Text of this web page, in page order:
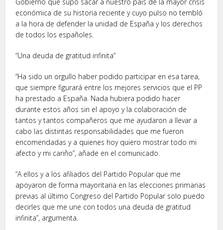
económica de su historia reciente y cuyo pulso no tembló
a la hora de defender la unidad de España y los derechos
de todos los españoles.
“Una deuda de gratitud infinita”
“Ha sido un orgullo haber podido participar en esa tarea,
que siempre figurará entre los mejores servicios que el PP
ha prestado a España. Nada hubiera podido hacer
durante estos años sin el apoyo y la colaboración de
tantos y tantos compañeros que me ayudaron a llevar a
cabo las distintas responsabilidades que me fueron
encomendadas y a quienes hoy quiero mostrar todo mi
afecto y mi cariño”, añade en el comunicado.
“A ellos y a los afiliados del Partido Popular que me
apoyaron de forma mayoritaria en las elecciones primarias
previas al último Congreso del Partido Popular solo puedo
decirles que me une con todos una deuda de gratitud
infinita”, argumenta.